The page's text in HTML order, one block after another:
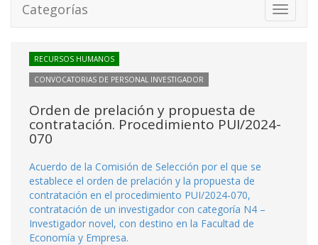
Toggle
Categorías
RECURSOS HUMANOS
CONVOCATORIAS DE PERSONAL INVESTIGADOR
Orden de prelación y propuesta de
contratación. Procedimiento PUI/2024-
070
Acuerdo de la Comisión de Selección por el que se
establece el orden de prelación y la propuesta de
contratación en el procedimiento PUI/2024-070,
contratación de un investigador con categoría N4 –
Investigador novel, con destino en la Facultad de
Economía y Empresa.